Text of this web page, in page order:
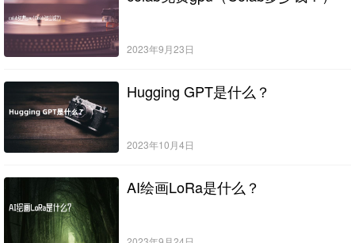
2023年9月23日
Hugging GPT是什么？
2023年10月4日
AI绘画LoRa是什么？